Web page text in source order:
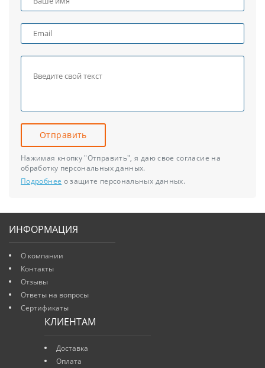
Отправить
Нажимая кнопку "Отправить", я даю свое согласие на
обработку персональных данных.
Подробнее о защите персональных данных.
ИНФОРМАЦИЯ
О компании
Контакты
Отзывы
Ответы на вопросы
Сертификаты
КЛИЕНТАМ
Доставка
Оплата